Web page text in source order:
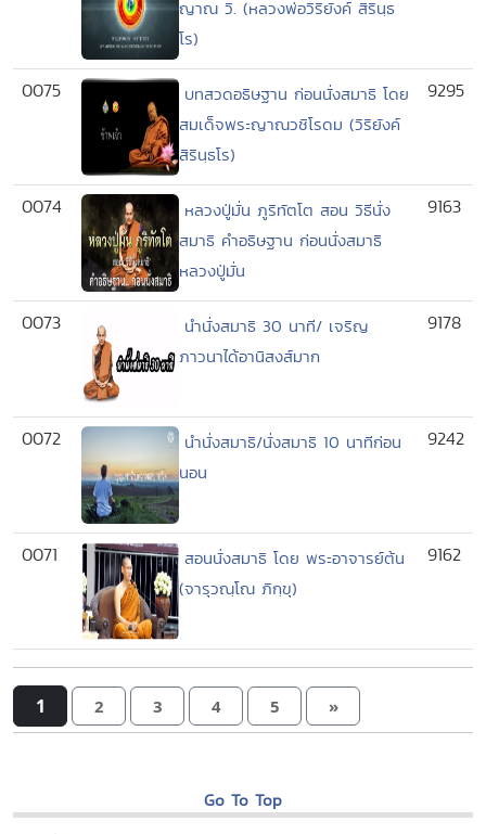
ญาณ วิ. (หลวงพ่อวิริยังค์ สิรินฺธ
โร)
0075
บทสวดอธิษฐาน ก่อนนั่งสมาธิ โดย
สมเด็จพระญาณวชิโรดม (วิริยังค์
สิรินฺธโร)
9295
0074
หลวงปู่มั่น ภูริทัตโต สอน วิธีนั่ง
สมาธิ คําอธิษฐาน ก่อนนั่งสมาธิ
หลวงปู่มั่น
9163
0073
นำนั่งสมาธิ 30 นาที/ เจริญ
ภาวนาได้อานิสงส์มาก
9178
0072
นํานั่งสมาธิ/นั่งสมาธิ 10 นาทีก่อน
นอน
9242
0071
สอนนั่งสมาธิ โดย พระอาจารย์ต้น
(จารุวณฺโณ ภิกฺขุ)
9162
1 2 3 4 5 »
Go To Top